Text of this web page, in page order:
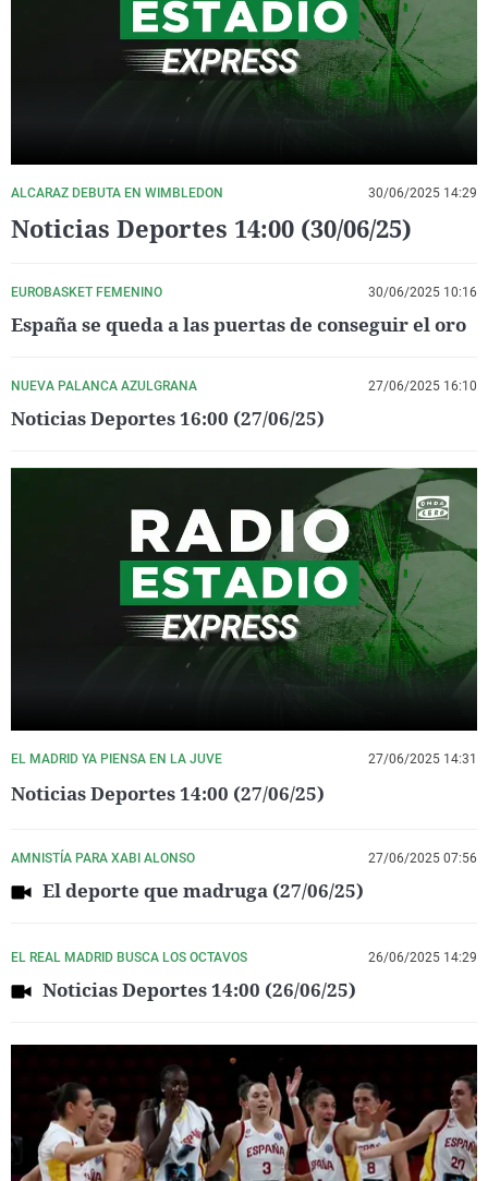
La rosa de los vientos
Gente viajera
Como el perro y el
Caso
Retornados
Equipo de
Extremadura
Galicia
La Rioja
País Vasco
Virales
Televisión
Elecciones
ALCARAZ DEBUTA EN WIMBLEDON 30/06/2025 14:29
Noticias Deportes 14:00 (30/06/25)
EUROBASKET FEMENINO 30/06/2025 10:16
España se queda a las puertas de conseguir el oro
NUEVA PALANCA AZULGRANA 27/06/2025 16:10
Noticias Deportes 16:00 (27/06/25)
EL MADRID YA PIENSA EN LA JUVE 27/06/2025 14:31
Noticias Deportes 14:00 (27/06/25)
AMNISTÍA PARA XABI ALONSO 27/06/2025 07:56
El deporte que madruga (27/06/25)
EL REAL MADRID BUSCA LOS OCTAVOS 26/06/2025 14:29
Noticias Deportes 14:00 (26/06/25)